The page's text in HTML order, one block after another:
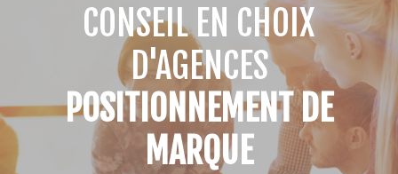
CONSEIL EN CHOIX
D'AGENCES
POSITIONNEMENT DE
MARQUE